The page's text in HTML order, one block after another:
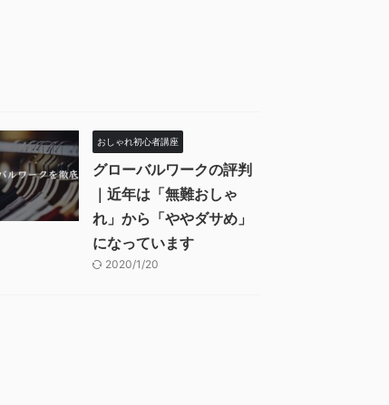
おしゃれ初心者講座
グローバルワークの評判
｜近年は「無難おしゃ
れ」から「ややダサめ」
になっています
2020/1/20